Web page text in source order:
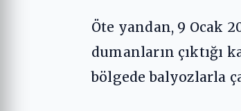
Öte yandan, 9 Ocak
dumanların çıktığı
bölgede balyozlarla